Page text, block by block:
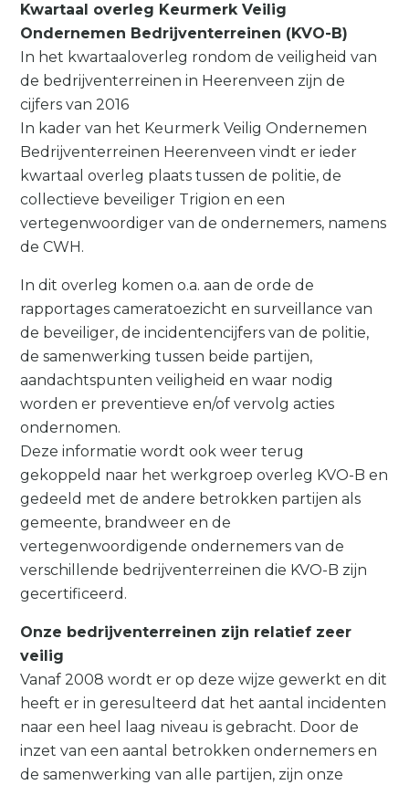
Kwartaal overleg Keurmerk Veilig
Ondernemen Bedrijventerreinen (KVO-B)
In het kwartaaloverleg rondom de veiligheid van
de bedrijventerreinen in Heerenveen zijn de
cijfers van 2016
In kader van het Keurmerk Veilig Ondernemen
Bedrijventerreinen Heerenveen vindt er ieder
kwartaal overleg plaats tussen de politie, de
collectieve beveiliger Trigion en een
vertegenwoordiger van de ondernemers, namens
de CWH.
In dit overleg komen o.a. aan de orde de
rapportages cameratoezicht en surveillance van
de beveiliger, de incidentencijfers van de politie,
de samenwerking tussen beide partijen,
aandachtspunten veiligheid en waar nodig
worden er preventieve en/of vervolg acties
ondernomen.
Deze informatie wordt ook weer terug
gekoppeld naar het werkgroep overleg KVO-B en
gedeeld met de andere betrokken partijen als
gemeente, brandweer en de
vertegenwoordigende ondernemers van de
verschillende bedrijventerreinen die KVO-B zijn
gecertificeerd.
Onze bedrijventerreinen zijn relatief zeer
veilig
Vanaf 2008 wordt er op deze wijze gewerkt en dit
heeft er in geresulteerd dat het aantal incidenten
naar een heel laag niveau is gebracht. Door de
inzet van een aantal betrokken ondernemers en
de samenwerking van alle partijen, zijn onze